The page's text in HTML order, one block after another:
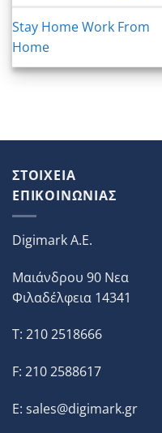
Stay Home Work From
Home
ΣΤΟΙΧΕΙΑ
ΕΠΙΚΟΙΝΩΝΙΑΣ
Digimark A.E.
Μαιάνδρου 90 Νεα
Φιλαδέλφεια 14341
T: 210 2518666
F: 210 2588617
E: sales@digimark.gr